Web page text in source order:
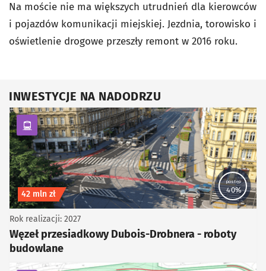
Na moście nie ma większych utrudnień dla kierowców
i pojazdów komunikacji miejskiej. Jezdnia, torowisko i
oświetlenie drogowe przeszły remont w 2016 roku.
INWESTYCJE NA NADODRZU
kategoria Komunikacja zbiorowa
postęp
40%
Koszt inwestycji
42 mln zł
Węzeł przesiadkowy Dubois-Drobnera - roboty
budowlane
Rok realizacji: 2027